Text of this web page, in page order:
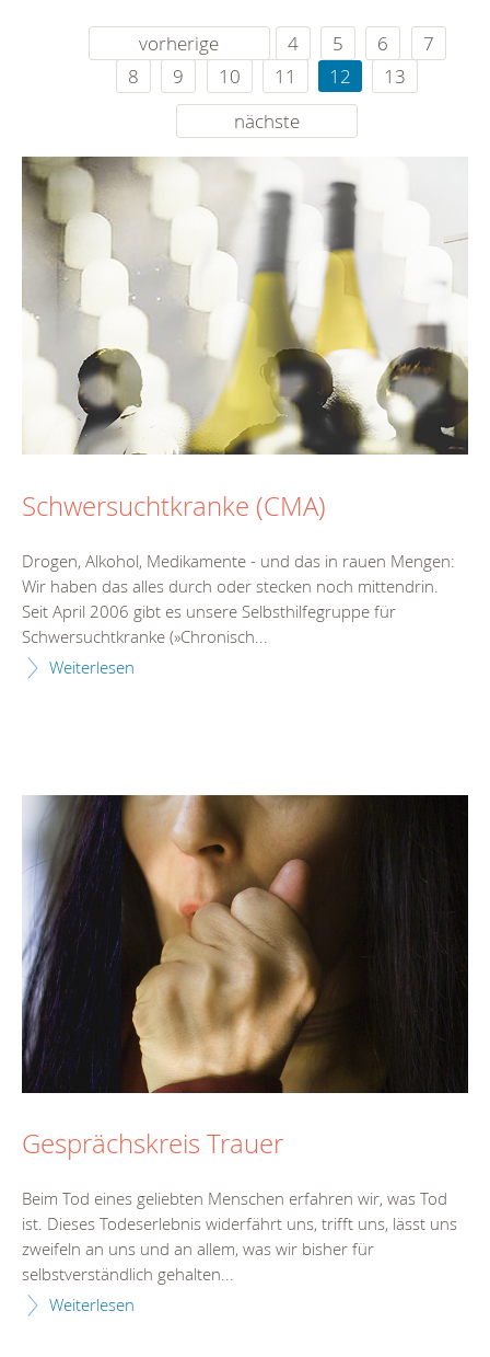
vorherige 4 5 6
7
8
9 10 11 12
13
nächste
Schwersuchtkranke (CMA)
Drogen, Alkohol, Medikamente - und das in rauen Mengen:
Wir haben das alles durch oder stecken noch mittendrin.
Seit April 2006 gibt es unsere Selbsthilfegruppe für
Schwersuchtkranke (»Chronisch...
Weiterlesen
Gesprächskreis Trauer
Beim Tod eines geliebten Menschen erfahren wir, was Tod
ist. Dieses Todeserlebnis widerfährt uns, trifft uns, lässt uns
zweifeln an uns und an allem, was wir bisher für
selbstverständlich gehalten...
Weiterlesen